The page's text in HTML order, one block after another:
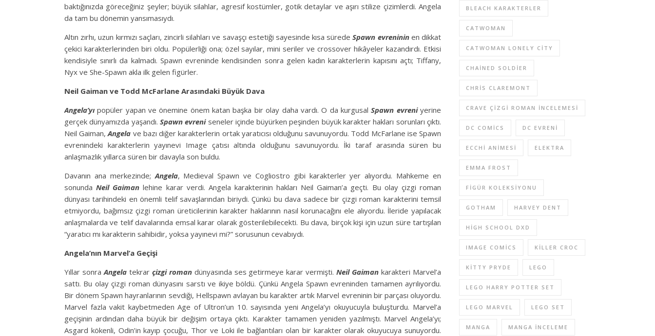
baktığınızda göreceğiniz şeyler; büyük silahlar, agresif kostümler, gotik detaylar ve aşırı stilize çizimlerdi. Angela
da tam bu dönemin yansımasıydı.
Altın zırhı, uzun kırmızı saçları, zincirli silahları ve savaşçı estetiği sayesinde kısa sürede Spawn evrenininen dikkat
çekici karakterlerinden biri oldu. Popülerliği ona; özel sayılar, mini seriler ve crossover hikâyeler kazandırdı. Etkisi
kendisiyle sınırlı da kalmadı. Spawn evreninde kendisinden sonra gelen kadın karakterlerin kapısını açtı; Tiffany,
Nyx ve She-Spawn akla ilk gelen figürler.
Neil Gaiman ve Todd McFarlane Arasındaki Büyük Dava
Angela’yıpopüler yapan ve önemine önem katan başka bir olay daha vardı. O da kurgusal Spawn evreniyerine
gerçek dünyamızda yaşandı. Spawn evreni seneler içinde büyürken peşinden büyük karakter hakları sorunları çıktı.
Neil Gaiman,Angela ve bazı diğer karakterlerin ortak yaratıcısı olduğunu savunuyordu. Todd McFarlane ise Spawn
evrenindeki karakterlerin yayınevi Image çatısı altında olduğunu savunuyordu. İki taraf arasında süren bu
anlaşmazlık yıllarca süren bir davayla son buldu.
Davanın ana merkezinde; Angela, Medieval Spawn ve Cogliostro gibi karakterler yer alıyordu. Mahkeme en
sonundaNeil Gaimanlehine karar verdi. Angela karakterinin hakları Neil Gaiman’a geçti. Bu olay çizgi roman
dünyası tarihindeki en önemli telif savaşlarından biriydi. Çünkü bu dava sadece bir çizgi roman karakterini temsil
etmiyordu, bağımsız çizgi roman üreticilerinin karakter haklarının nasıl korunacağını ele alıyordu. İleride yapılacak
anlaşmalarda ve telif davalarında emsal karar olarak gösterilebilecekti. Bu dava, birçok kişi için uzun süre tartışılan
“yaratıcı mı karakterin sahibidir, yoksa yayınevi mi?” sorusunun cevabıydı.
Angela’nın Marvel’a Geçişi
Yıllar sonra Angela tekrar çizgi romandünyasında ses getirmeye karar vermişti. Neil Gaiman karakteri Marvel’a
sattı. Bu olay çizgi roman dünyasını sarstı ve ikiye böldü. Çünkü Angela Spawn evreninden tamamen ayrılıyordu.
Bir dönem Spawn hayranlarının sevdiği, Hellspawn avlayan bu karakter artık Marvel evreninin bir parçası oluyordu.
Marvel fazla vakit kaybetmeden Age of Ultron’un 10. sayısında yeni Angela’yı okuyucuyla buluşturdu. Marvel’a
geçişinin ardından daha büyük bir değişim ortaya çıktı. Karakter tamamen yeniden yazılmıştı. Marvel Angela’yı;
Asgard kökenli, Odin’in kayıp çocuğu, Thor ve Loki ile bağlantıları olan bir karakter olarak okuyucuya sunuyordu.
BLEACH KARAKTERLER
CATWOMAN
CATWOMAN LONELY CITY
CHAINED SOLDIER
CHRIS CLAREMONT
CRAVE ÇIZGI ROMAN INCELEMESI
DC COMICS DC EVRENI
ECCHI ANIMESI ELEKTRA
EMMA FROST
FIGÜR KOLEKSIYONU
GOTHAM HARVEY DENT
HIGH SCHOOL DXD
IMAGE COMICS KILLER CROC
KITTY PRYDE LEGO
LEGO HARRY POTTER SET
LEGO MARVEL LEGO SET
MANGA MANGA INCELEME